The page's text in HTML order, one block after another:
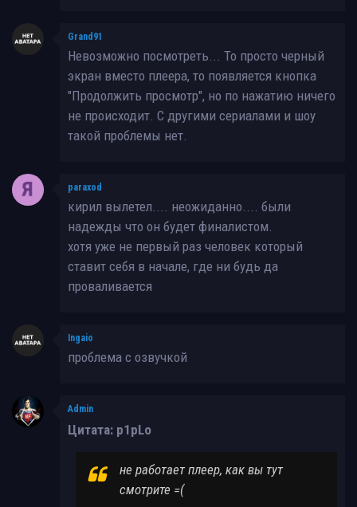
Grand91
Невозможно посмотреть... То просто черный
экран вместо плеера, то появляется кнопка
"Продолжить просмотр", но по нажатию ничего
не происходит. С другими сериалами и шоу
такой проблемы нет.
paraxod
кирил вылетел.... неожиданно.... были
надежды что он будет финалистом.
хотя уже не первый раз человек который
ставит себя в начале, где ни будь да
проваливается
Ingaio
проблема с озвучкой
Admin
Цитата: p1pLo
не работает плеер, как вы тут
смотрите =(